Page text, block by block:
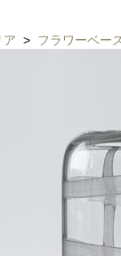
ア > フラワーベー